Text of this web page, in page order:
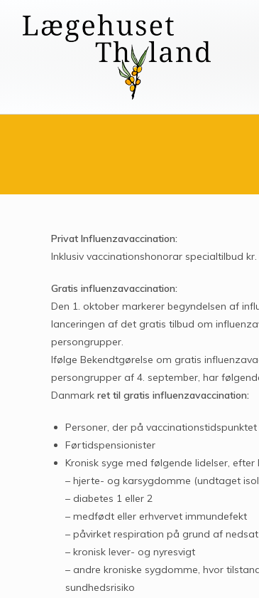
Privat Influenzavaccination:
Inklusiv vaccinationshonorar specialtilbud kr.
Gratis influenzavaccination:
Den 1. oktober markerer begyndelsen af
lanceringen af det gratis tilbud om
persongrupper.
Ifølge Bekendtgørelse om gratis
persongrupper af 4. september, har
Danmark ret til gratis influenzavaccination:
Personer, der på
Førtidspensionister
Kronisk syge med følgende lidelser,
– hjerte- og karsygdomme (undtaget
– diabetes 1 eller 2
– medfødt eller erhvervet immundefekt
– påvirket respiration på grund af
– kronisk lever- og nyresvigt
– andre kroniske sygdomme, hvor
sundhedsrisiko